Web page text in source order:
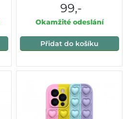
99,-
Okamžité odeslání
Přidat do košíku